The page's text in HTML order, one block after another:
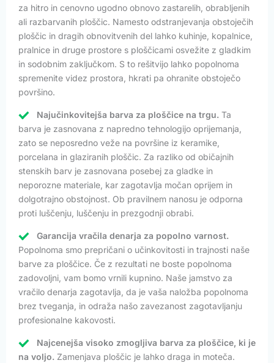
za hitro in cenovno ugodno obnovo zastarelih, obrabljenih
ali razbarvanih ploščic. Namesto odstranjevanja obstoječih
ploščic in dragih obnovitvenih del lahko kuhinje, kopalnice,
pralnice in druge prostore s ploščicami osvežite z gladkim
in sodobnim zaključkom. S to rešitvijo lahko popolnoma
spremenite videz prostora, hkrati pa ohranite obstoječo
površino.
Najučinkovitejša barva za ploščice na trgu. Ta
barva je zasnovana z napredno tehnologijo oprijemanja,
zato se neposredno veže na površine iz keramike,
porcelana in glaziranih ploščic. Za razliko od običajnih
stenskih barv je zasnovana posebej za gladke in
neporozne materiale, kar zagotavlja močan oprijem in
dolgotrajno obstojnost. Ob pravilnem nanosu je odporna
proti luščenju, luščenju in prezgodnji obrabi.
Garancija vračila denarja za popolno varnost.
Popolnoma smo prepričani o učinkovitosti in trajnosti naše
barve za ploščice. Če z rezultati ne boste popolnoma
zadovoljni, vam bomo vrnili kupnino. Naše jamstvo za
vračilo denarja zagotavlja, da je vaša naložba popolnoma
brez tveganja, in odraža našo zavezanost zagotavljanju
profesionalne kakovosti.
Najcenejša visoko zmogljiva barva za ploščice, ki je
na voljo. Zamenjava ploščic je lahko draga in moteča.